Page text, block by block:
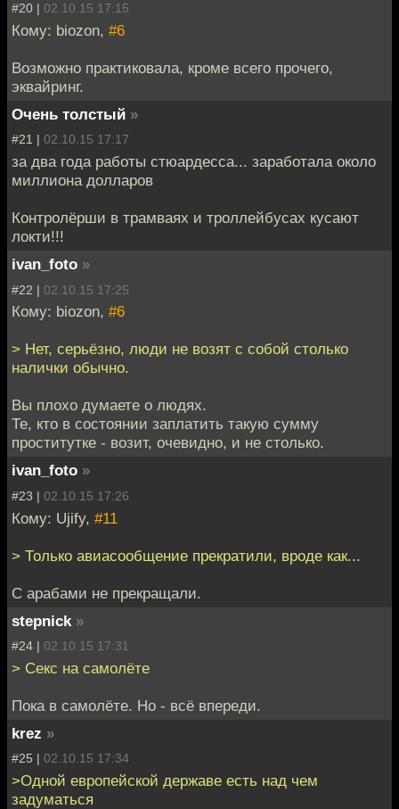
#20 | 02.10.15 17:15
Кому: biozon, #6
Возможно практиковала, кроме всего прочего,
эквайринг.
Очень толстый »
#21 | 02.10.15 17:17
за два года работы стюардесса... заработала около
миллиона долларов
Контролёрши в трамваях и троллейбусах кусают
локти!!!
ivan_foto »
#22 | 02.10.15 17:25
Кому: biozon, #6
> Нет, серьёзно, люди не возят с собой столько
налички обычно.
Вы плохо думаете о людях.
Те, кто в состоянии заплатить такую сумму
проститутке - возит, очевидно, и не столько.
ivan_foto »
#23 | 02.10.15 17:26
Кому: Ujify, #11
> Только авиасообщение прекратили, вроде как...
С арабами не прекращали.
stepnick »
#24 | 02.10.15 17:31
> Секс на самолёте
Пока в самолёте. Но - всё впереди.
krez »
#25 | 02.10.15 17:34
>Одной европейской державе есть над чем
задуматься